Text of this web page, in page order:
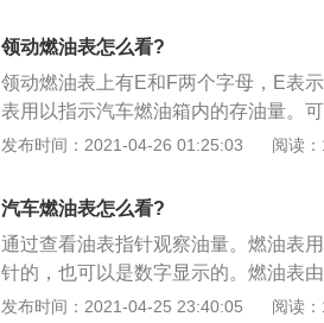
不要等报警灯亮时再加油。因为汽油
滑，油量过少将不利于油泵正常工作
满。因为汽油受热膨胀和在夏季高温
果加的过满没有一点空间，汽油蒸汽
了又逸到空气中，不但浪费还污染环
置，便认为是故障，其实是正常现象。
领动燃油表怎么看?
领动燃油表上有E和F两个字母，E表
表用以指示汽车燃油箱内的存油量。
表由带稳压器的燃油面指示表和油面
意。燃油表的使用注意事项如下：1、
油箱中，依靠汽油对它进行散热和润
其使用寿命；2、加油时不建议加满
汽油蒸汽，需要有空间来容纳。如果
汽油便进入到碳罐储存，碳罐存满了
发布时间：2021-04-26 01:25:03 阅读
汽车燃油表怎么看?
通过查看油表指针观察油量。燃油表
针的，也可以是数字显示的。燃油表
器组成。燃油低油面报警装置的作用
发布时间：2021-04-25 23:40:05 阅读